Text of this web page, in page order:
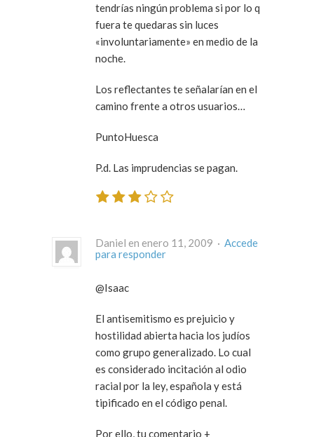
tendrías ningún problema si por lo q
fuera te quedaras sin luces
«involuntariamente» en medio de la
noche.
Los reflectantes te señalarían en el
camino frente a otros usuarios…
PuntoHuesca
P.d. Las imprudencias se pagan.
Daniel en enero 11, 2009 · Accede
para responder
@Isaac
El antisemitismo es prejuicio y
hostilidad abierta hacia los judíos
como grupo generalizado. Lo cual
es considerado incitación al odio
racial por la ley, española y está
tipificado en el código penal.
Por ello, tu comentario +